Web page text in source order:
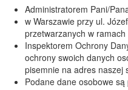
Administratorem Pani/
w Warszawie przy ul.
przetwarzanych w
Inspektorem Ochrony
ochrony swoich danych
pisemnie na adres naszej
Podane dane osobowe